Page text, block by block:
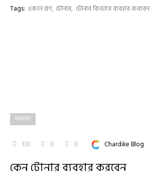
Tags: একনে প্রণ টোনার টোনার কিভাবে ব্যবহার করবেন
অন্যান্য
133 0 0 Chardike Blog
কেন টোনার ব্যবহার করবেন